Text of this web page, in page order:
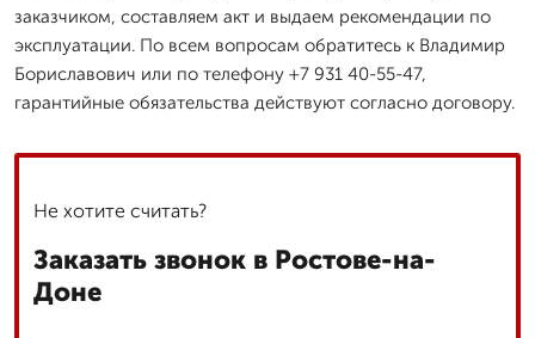
заказчиком, составляем акт и выдаем рекомендации по
эксплуатации. По всем вопросам обратитесь к Владимир
Бориславович или по телефону +7 931 40-55-47,
гарантийные обязательства действуют согласно договору.
Не хотите считать?
Заказать звонок в Ростове-на-
Доне